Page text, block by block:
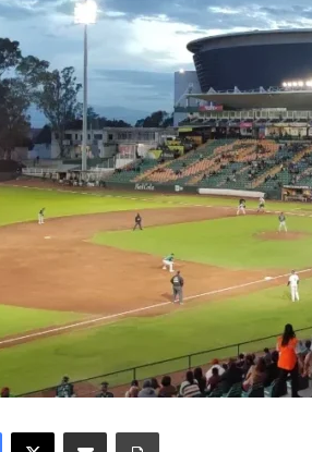
Facebook
X Compartir por correo electrónicoImprimir